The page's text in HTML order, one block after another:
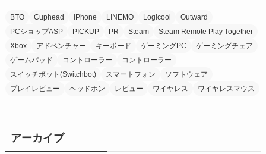
BTO Cuphead iPhone LINEMO Logicool
Outward
PCショップASP
PICKUP PR Steam
Steam Remote Play Together
Xbox
アドベンチャー キーボード ゲーミングPC
ゲーミングチェア
ゲームパッド
コントローラー
コントローラー
スイッチボット(Switchbot)
スマートフォン
ソフトウェア
プレイレビュー
ヘッドホン レビュー ワイヤレス ワイヤレスマウス
アーカイブ